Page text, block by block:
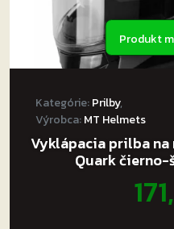
Produkt
Kategórie:Prilby,
Výrobca:MT Helmets
Vyklápacia prilba na
Quark